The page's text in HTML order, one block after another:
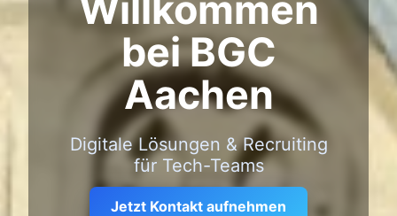
Willkommen
bei BGC
Aachen
Digitale Lösungen & Recruiting
für Tech-Teams
Jetzt Kontakt aufnehmen